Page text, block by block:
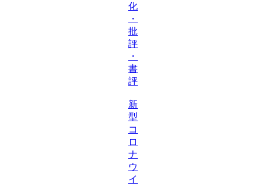
化
・
批
評
・
書
評
新
型
コ
ロ
ナ
ウ
イ